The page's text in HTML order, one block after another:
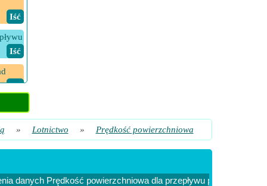
​ Iść
​ Iść
​ Iść
» Lotnictwo » Prędkość powierzchniowa
danych Prędkość powierzchniowa dla przepływu przez kulę